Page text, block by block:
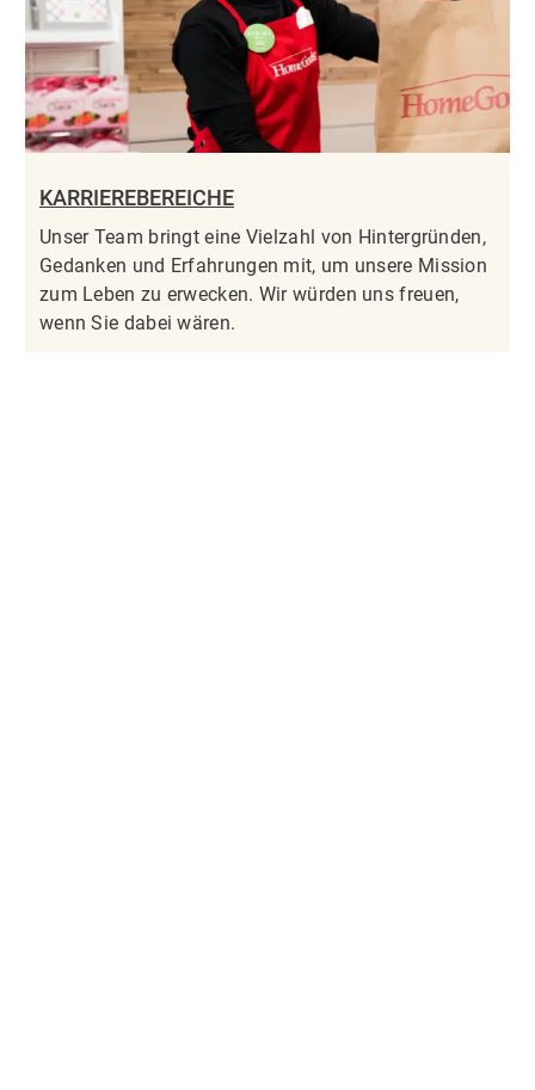
KARRIEREBEREICHE
Unser Team bringt eine Vielzahl von Hintergründen,
Gedanken und Erfahrungen mit, um unsere Mission
zum Leben zu erwecken. Wir würden uns freuen,
wenn Sie dabei wären.